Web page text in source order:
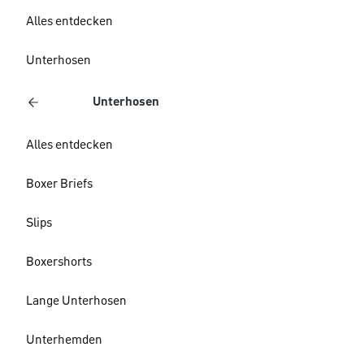
Alles entdecken
Unterhosen
Unterhosen
Alles entdecken
Boxer Briefs
Slips
Boxershorts
Lange Unterhosen
Unterhemden